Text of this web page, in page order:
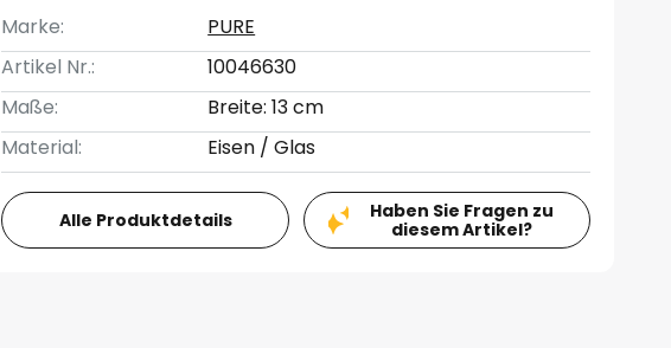
Marke:
PURE
Artikel Nr.:
10046630
Maße:
Breite: 13 cm
Material:
Eisen / Glas
Alle Produktdetails
Haben Sie Fragen zu
diesem Artikel?